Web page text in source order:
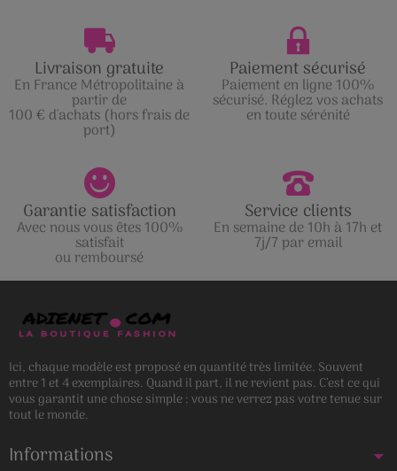
Livraison gratuite
En France Métropolitaine à
partir de
100 € d'achats (hors frais de
port)
Paiement sécurisé
Paiement en ligne 100%
sécurisé. Réglez vos achats
en toute sérénité
Garantie satisfaction
Avec nous vous êtes 100%
satisfait
ou remboursé
Service clients
En semaine de 10h à 17h et
7j/7 par email
Ici, chaque modèle est proposé en quantité très limitée. Souvent
entre 1 et 4 exemplaires. Quand il part, il ne revient pas. C’est ce qui
vous garantit une chose simple : vous ne verrez pas votre tenue sur
tout le monde.
Informations